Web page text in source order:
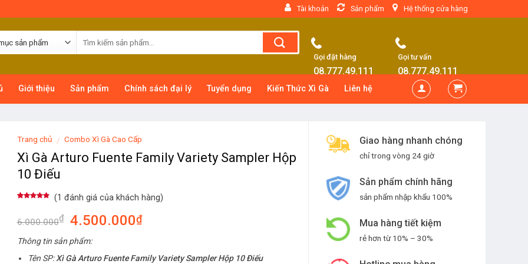
Tài khoản Sản phẩm Hệ thống cửa hàng
Gọi đặt hàng
08.777.49.111
Gọi tư vấn
08.777.49.111
Giới thiệu Sản phẩm Chính sách đại lý Tuyển dụng Kiến Thức Xì Gà Liên hệ
Giao hàng nhanh chóng
chỉ trong vòng 24 giờ
Sản phẩm chính hãng
sản phẩm nhập khẩu 100%
Mua hàng tiết kiệm
rẻ hơn từ 10% – 30%
Trang chủ / Combo Xì Gà Cao Cấp
Xì Gà Arturo Fuente Family Variety Sampler Hộp
10 Điếu
đánh giá
(1 đánh giá của khách hàng)
6.000.000₫ 4.500.000₫
Thông tin sản phẩm:
Tên SP:Xì Gà Arturo Fuente Family Variety Sampler Hộp 10 Điếu